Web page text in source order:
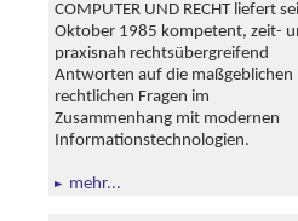
COMPUTER UND RECHT liefert
Oktober 1985 kompetent, zeit-
praxisnah rechtsübergreifend
Antworten auf die maßgeblichen
rechtlichen Fragen im
Zusammenhang mit modernen
Informationstechnologien.
mehr...